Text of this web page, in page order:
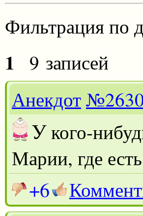
Фильтрация по
1
9 записей
Анекдот
Укого-
Марии, где
+6